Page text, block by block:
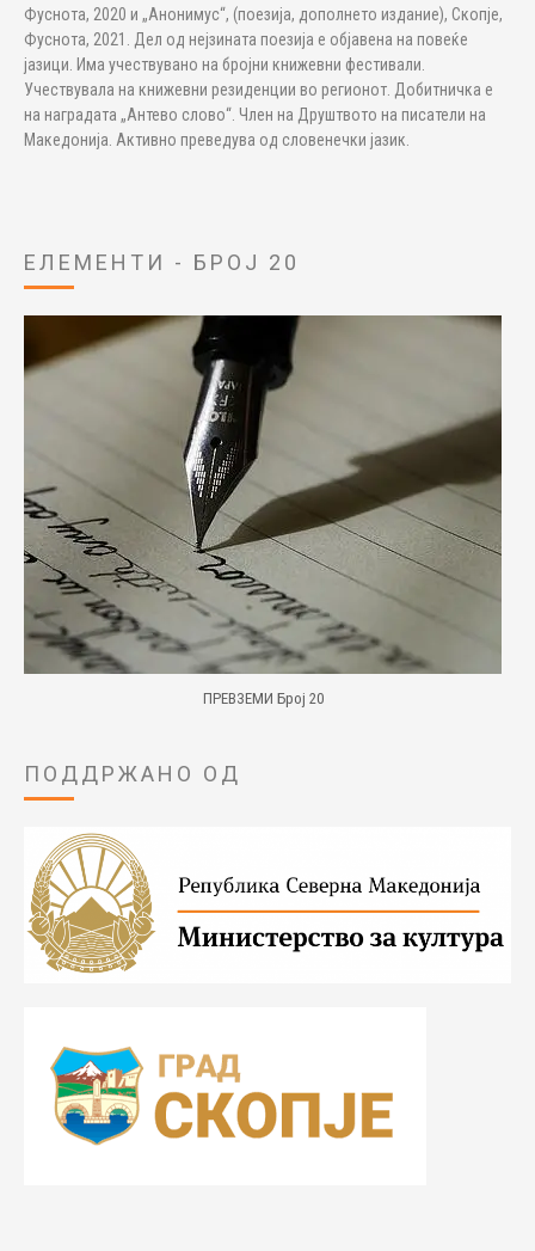
Фуснота, 2020 и „Анонимус“, (поезија, дополнето издание), Скопје,
Фуснота, 2021. Дел од нејзината поезија е објавена на повеќе
јазици. Има учествувано на бројни книжевни фестивали.
Учествувала на книжевни резиденции во регионот. Добитничка е
на наградата „Антево слово“. Член на Друштвото на писатели на
Македонија. Активно преведува од словенечки јазик.
ЕЛЕМЕНТИ - БРОЈ 20
ПРЕВЗЕМИ Број 20
ПОДДРЖАНО ОД